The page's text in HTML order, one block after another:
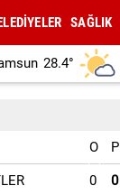
SAĞLIK
28.4°
O P
0 0